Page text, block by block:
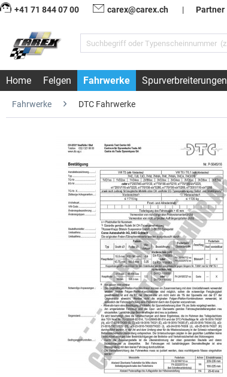
+41 71 844 07 00 carex@carex.ch | Partner
Home Felgen Fahrwerke Spurverbreiterungen
Fahrwerke DTC Fahrwerke